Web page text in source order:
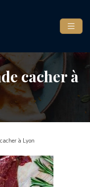
cacher à
à Lyon